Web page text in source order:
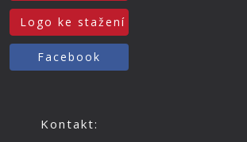
Logo ke stažení
Facebook
Kontakt: